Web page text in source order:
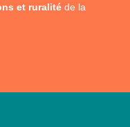
et ruralité de la